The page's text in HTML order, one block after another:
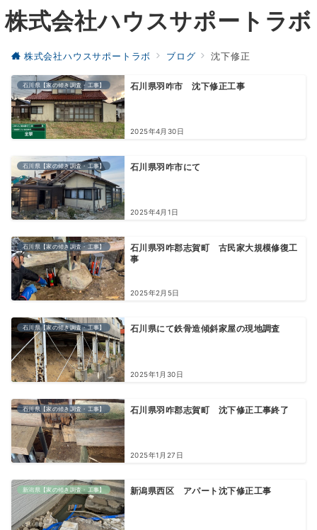
株式会社ハウスサポートラボ
株式会社ハウスサポートラボ ブログ 沈下修正
石川県【家の傾き調査・工事】 石川県羽咋市 沈下修正工事
2025年4月30日
石川県【家の傾き調査・工事】 石川県羽咋市にて
2025年4月1日
石川県【家の傾き調査・工事】
石川県羽咋郡志賀町 古民家大規模修復工
事
2025年2月5日
石川県【家の傾き調査・工事】 石川県にて鉄骨造傾斜家屋の現地調査
2025年1月30日
石川県【家の傾き調査・工事】 石川県羽咋郡志賀町 沈下修正工事終了
2025年1月27日
新潟県【家の傾き調査・工事】 新潟県西区 アパート沈下修正工事